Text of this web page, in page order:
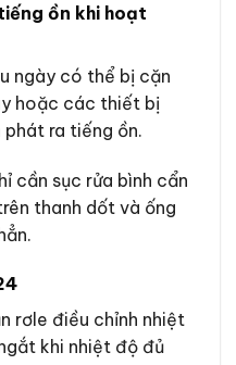
ồn khi hoạt
ngày có thể bị cặn
hoặc các thiết bị
phát ra tiếng ồn.
cần sục rửa bình cẩn
thanh dốt và ống
rơle điều chỉnh nhiệt
khi nhiệt độ đủ